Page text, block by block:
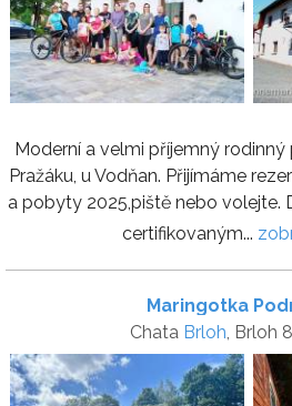
Moderní a velmi příjemný
Pražáku, u Vodňan. Přijímáme
a pobyty 2025,piště nebo volejte.
certifikovaným...
Maringotka
Chata Brloh, Brloh